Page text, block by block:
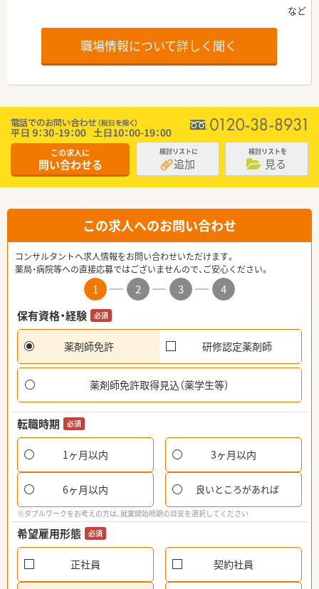
職場情報について詳しく聞く
この求人に
問い合わせる
検討リストに
追加
検討リストを
見る
この求人へのお問い合わせ
コンサルタントへ求人情報をお問い合わせいただけます。
薬局・病院等への直接応募ではございませんので、ご安心ください。
1 2 3
4
保有資格・経験
必須
薬剤師免許 研修認定薬剤師
薬剤師免許取得見込（薬学生等）
転職時期 必須
1ヶ月以内 3ヶ月以内
6ヶ月以内 良いところがあれば
※ダブルワークをお考えの方は、就業開始時期の目安を選択してください
希望雇用形態 必須
正社員 契約社員